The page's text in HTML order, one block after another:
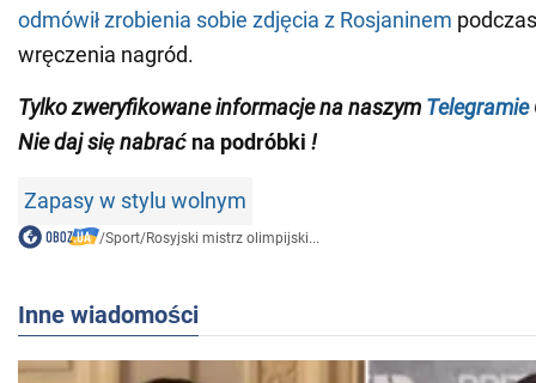
odmówił zrobienia sobie zdjęcia z Rosjaninem
wręczenia nagród.
Tylkozweryfikowane informacje na naszym Telegramie
Nie daj się nabrać na podróbki !
Zapasy w stylu wolnym
/Sport/Rosyjski mistrz olimpijski...
Inne wiadomości